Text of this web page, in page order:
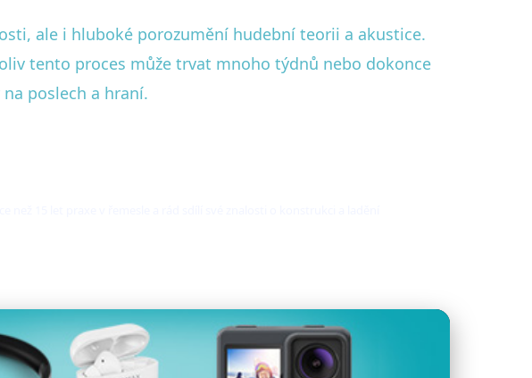
ale i hluboké porozumění hudební teorii a akustice.
tento proces může trvat mnoho týdnů nebo dokonce
poslech a hraní.